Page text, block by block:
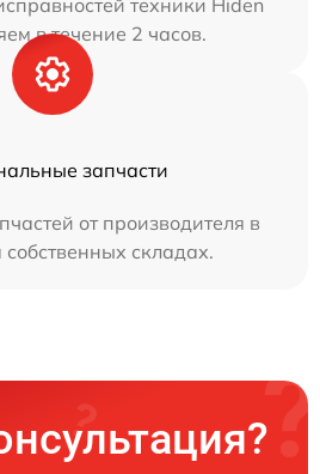
техники Hiden
в течение 2 часов.
запчасти
от производителя в
складах.